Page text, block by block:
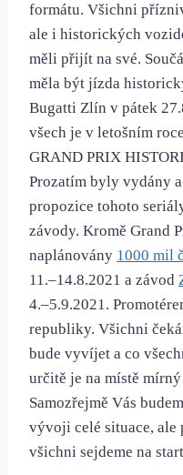
formátu. Všichni
ale i historických
měli přijít na své.
měla být jízda
Bugatti Zlín v pátek
všech je v letošním
GRAND PRIX
Prozatím byly vydány
propozice tohoto
závody. Kromě Grand
naplánovány 1000 mil
11.–14.8.2021 a závod
4.–5.9.2021.
republiky. Všichni
bude vyvíjet a co
určitě je na místě
Samozřejmě Vás
vývoji celé situace, ale
všichni sejdeme na